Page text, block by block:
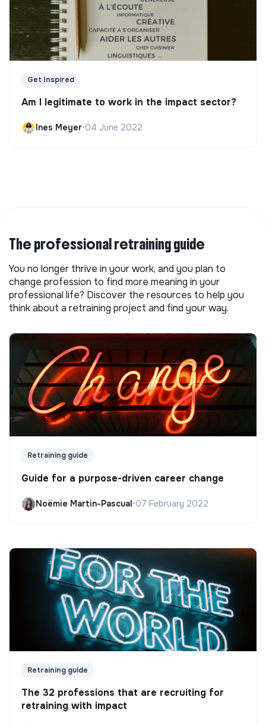
Get Inspired
Am I legitimate to work in the impact sector?
Ines Meyer•04 June 2022
The professional retraining guide
You no longer thrive in your work, and you plan to
change profession to find more meaning in your
professional life? Discover the resources to help you
think about a retraining project and find your way.
Retraining guide
Guide for a purpose-driven career change
Noëmie Martin-Pascual•07 February 2022
Retraining guide
The 32 professions that are recruiting for
retraining with impact